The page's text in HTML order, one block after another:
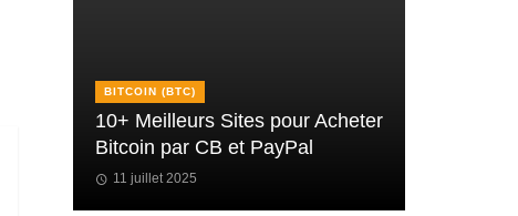
BITCOIN (BTC)
10+ Meilleurs Sites pour Acheter
Bitcoin par CB et PayPal
11 juillet 2025